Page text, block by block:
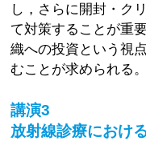
し，さらに開封・ク
て対策することが重
織への投資という視
むことが求められる。
講演3
放射線診療におけ